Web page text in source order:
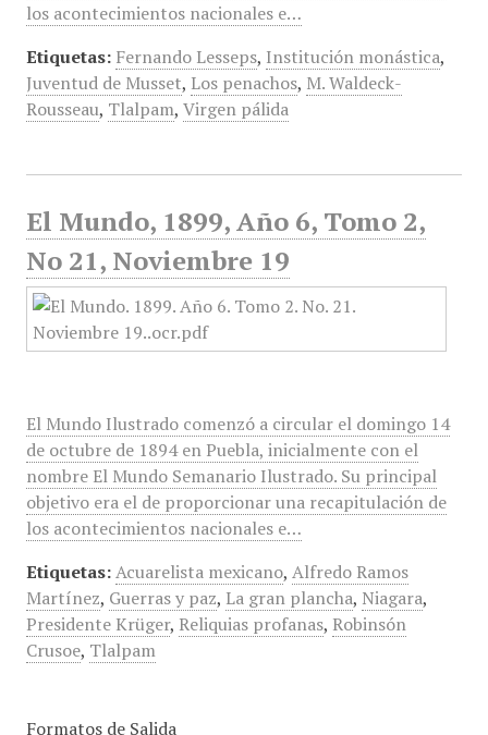
los acontecimientos nacionales e…
Etiquetas: Fernando Lesseps, Institución monástica,
Juventud de Musset, Los penachos, M. Waldeck-
Rousseau, Tlalpam, Virgen pálida
El Mundo, 1899, Año 6, Tomo 2,
No 21, Noviembre 19
El Mundo Ilustrado comenzó a circular el domingo 14
de octubre de 1894 en Puebla, inicialmente con el
nombre El Mundo Semanario Ilustrado. Su principal
objetivo era el de proporcionar una recapitulación de
los acontecimientos nacionales e…
Etiquetas: Acuarelista mexicano, Alfredo Ramos
Martínez, Guerras y paz, La gran plancha, Niagara,
Presidente Krüger, Reliquias profanas, Robinsón
Crusoe, Tlalpam
Formatos de Salida